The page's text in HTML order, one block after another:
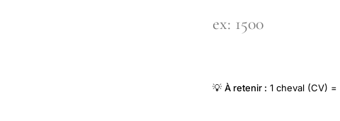
💡 À retenir : 1 cheval (CV) =